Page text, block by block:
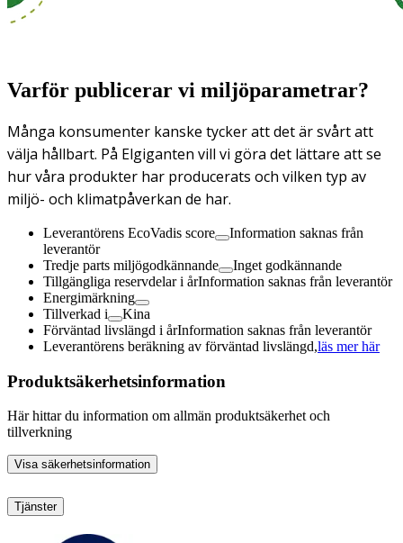
Varför publicerar vi miljöparametrar?
Många konsumenter kanske tycker att det är svårt att
välja hållbart. På Elgiganten vill vi göra det lättare att se
hur våra produkter har producerats och vilken typ av
miljö- och klimatpåverkan de har.
Leverantörens EcoVadis score
Information saknas från
leverantör
Tredje parts miljögodkännande
Inget godkännande
Tillgängliga reservdelar i årInformation saknas från leverantör
Energimärkning
Tillverkad i
Kina
Förväntad livslängd i årInformation saknas från leverantör
Leverantörens beräkning av förväntad livslängd,läs mer här
Produktsäkerhetsinformation
Här hittar du information om allmän produktsäkerhet och
tillverkning
Visa säkerhetsinformation
Tjänster